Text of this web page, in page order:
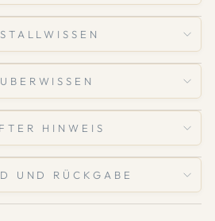
HINWEIS
UND RÜCKGABE